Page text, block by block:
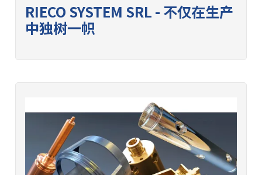
RIECO SYSTEM SRL - 不仅在生产
中独树一帜